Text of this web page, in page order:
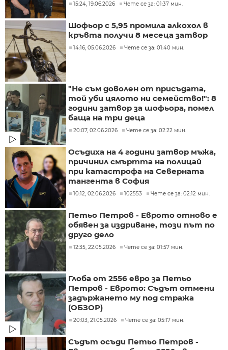
15:24, 19.06.2026 Чете се за: 01:37 мин.
Шофьор с 5,95 промила алкохол в
кръвта получи 8 месеца затвор
14:16, 05.06.2026 Чете се за: 01:40 мин.
"Не съм доволен от присъдата,
той уби цялото ни семейство!": 8
години затвор за шофьора, помел
баща на три деца
20:07, 02.06.2026 Чете се за: 02:22 мин.
Осъдиха на 4 години затвор мъжа,
причинил смъртта на полицай
при катастрофа на Северната
тангента в София
10:12, 02.06.2026 102553 Чете се за: 02:12 мин.
Петьо Петров - Еврото отново е
обявен за издриване, този път по
друго дело
12:35, 22.05.2026 Чете се за: 01:57 мин.
Глоба от 2556 евро за Петьо
Петров - Еврото: Съдът отмени
задържането му под стража
(ОБЗОР)
20:03, 21.05.2026 Чете се за: 05:17 мин.
Съдът осъди Петьо Петров -